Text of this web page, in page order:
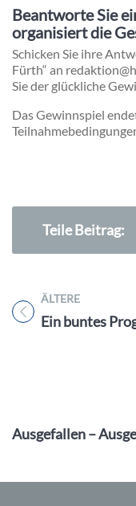
Beantworte Sie
organisiert die
Schicken Sie ihre
Fürth“ an
Sie der glückliche
Das Gewinnspiel
Teile Beitrag:
ÄLTERE
Titel für
Ein buntes Programm beim Tag
Titel für Beitrag
Ausgefallen – Ausgezeichnet“: Der